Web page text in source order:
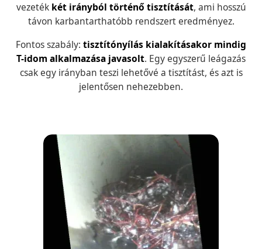
vezeték két irányból történő tisztítását, ami hosszú
távon karbantarthatóbb rendszert eredményez.
Fontos szabály: tisztítónyílás kialakításakor mindig
T-idom alkalmazása javasolt. Egy egyszerű leágazás
csak egy irányban teszi lehetővé a tisztítást, és azt is
jelentősen nehezebben.